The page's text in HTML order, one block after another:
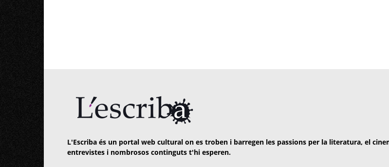
L'Escriba és un portal web cultural on es troben i barregen les passions per la literatura, el
entrevistes i nombrosos continguts t'hi esperen.